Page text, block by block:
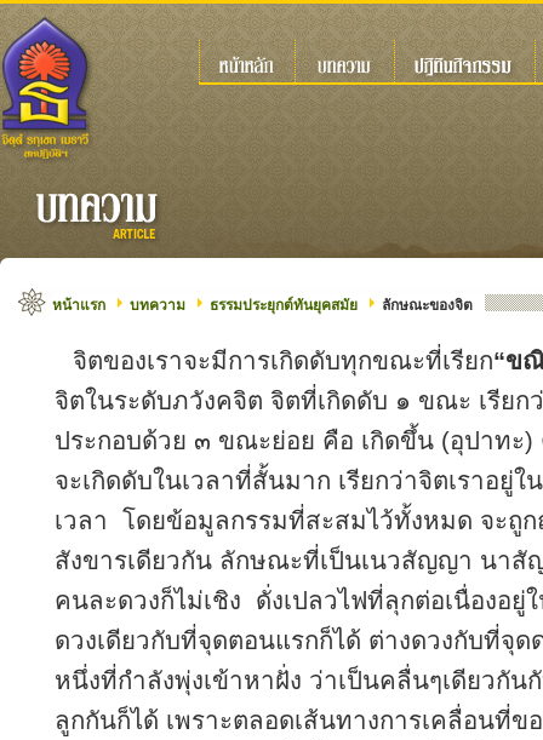
หน้าแรก บทความ ธรรมประยุกต์ทันยุคสมัย ลักษณะของจิต
จิตของเราจะมีการเกิดดับทุกขณะที่เรียก“ข
จิตในระดับภวังคจิต จิตที่เกิดดับ ๑ ขณะ เรียก
ประกอบด้วย ๓ ขณะย่อย คือ เกิดขึ้น (อุปาทะ)
จะเกิดดับในเวลาที่สั้นมาก เรียกว่าจิตเราอยู่
เวลา โดยข้อมูลกรรมที่สะสมไว้ทั้งหมด จะถู
สังขารเดียวกัน ลักษณะที่เป็นเนวสัญญา นาสั
คนละดวงก็ไม่เชิง ดั่งเปลวไฟที่ลุกต่อเนื่องอยู่
ดวงเดียวกับที่จุดตอนแรกก็ได้ ต่างดวงกับที่จุ
หนึ่งที่กำลังพุ่งเข้าหาฝั่ง ว่าเป็นคลื่นๆเดียวกัน
ลูกกันก็ได้ เพราะตลอดเส้นทางการเคลื่อนที่